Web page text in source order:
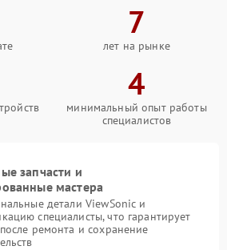
7
лет на рынке
4
минимальный опыт работы
специалистов
запчасти и
мастера
детали ViewSonic и
специалисты, что гарантирует
ремонта и сохранение